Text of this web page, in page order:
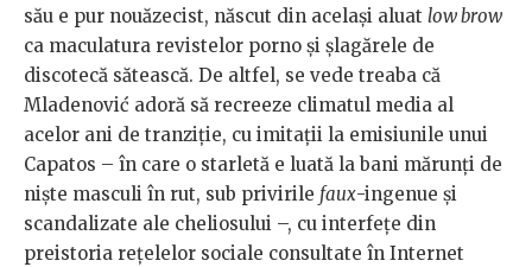
său e pur nouăzecist, născut din același aluat low brow
ca maculatura revistelor porno și șlagărele de
discotecă sătească. De altfel, se vede treaba că
Mladenović adoră să recreeze climatul media al
acelor ani de tranziție, cu imitații la emisiunile unui
Capatos – în care o starletă e luată la bani mărunți de
niște masculi în rut, sub privirile faux-ingenue și
scandalizate ale cheliosului –, cu interfețe din
preistoria rețelelor sociale consultate în Internet